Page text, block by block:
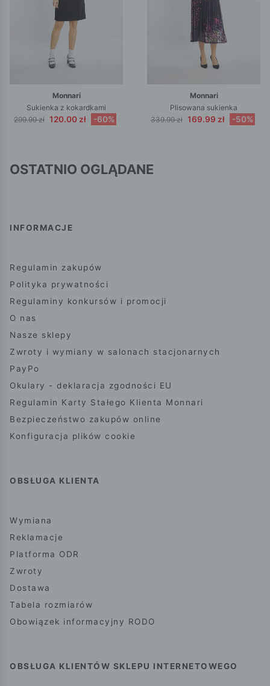
Monnari
Sukienka z kokardkami
299.99 zł 120.00 zł -60%
Monnari
Plisowana sukienka
339.99 zł 169.99 zł -50%
OSTATNIO OGLĄDANE
INFORMACJE
Regulamin zakupów
Polityka prywatności
Regulaminy konkursów i promocji
O nas
Nasze sklepy
Zwroty i wymiany w salonach stacjonarnych
PayPo
Okulary - deklaracja zgodności EU
Regulamin Karty Stałego Klienta Monnari
Bezpieczeństwo zakupów online
Konfiguracja plików cookie
OBSŁUGA KLIENTA
Wymiana
Reklamacje
Platforma ODR
Zwroty
Dostawa
Tabela rozmiarów
Obowiązek informacyjny RODO
OBSŁUGA KLIENTÓW SKLEPU INTERNETOWEGO